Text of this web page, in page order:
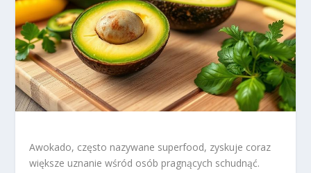
Awokado, często nazywane superfood, zyskuje coraz
większe uznanie wśród osób pragnących schudnąć.